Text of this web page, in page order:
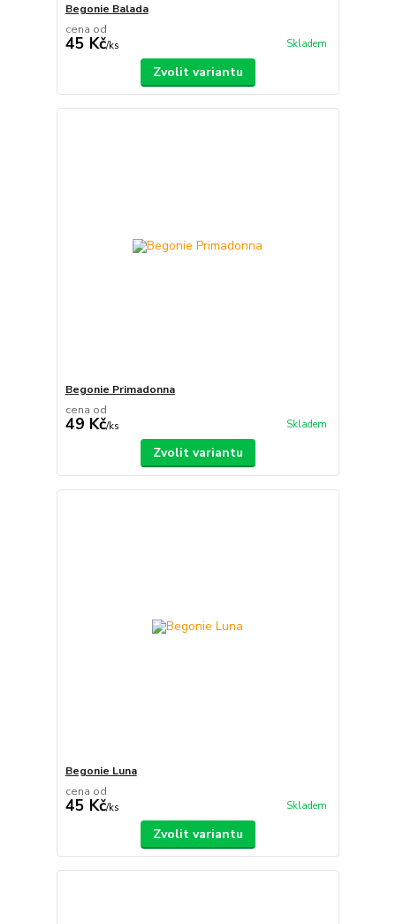
Begonie Balada
cena od
45 Kč/ks Skladem
Zvolit variantu
Begonie Primadonna
cena od
49 Kč/ks Skladem
Zvolit variantu
Begonie Luna
cena od
45 Kč/ks Skladem
Zvolit variantu